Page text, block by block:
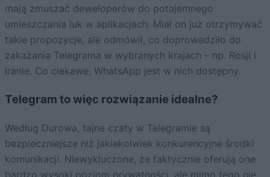
mają zmuszać deweloperów do potajemnego
umieszczania luk w aplikacjach. Miał on już otrzymywać
takie propozycje, ale odmówił, co doprowadziło do
zakazania Telegrama w wybranych krajach – np. Rosji i
Iranie. Co ciekawe, WhatsApp jest w nich dostępny.
Telegram to więc rozwiązanie idealne?
Według Durowa, tajne czaty w Telegramie są
bezpieczniejsze niż jakiekolwiek konkurencyjne środki
komunikacji. Niewykluczone, że faktycznie oferują one
bardzo wysoki poziom prywatności, ale mimo tego nie